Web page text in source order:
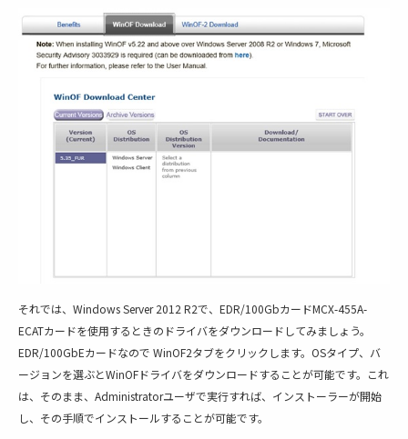
それでは、Windows Server 2012 R2で、EDR/100GbカードMCX-455A-
ECATカードを使用するときのドライバをダウンロードしてみましょう。
EDR/100GbEカードなので WinOF2タブをクリックします。OSタイプ、バ
ージョンを選ぶとWinOFドライバをダウンロードすることが可能です。これ
は、そのまま、Administratorユーザで実行すれば、インストーラーが開始
し、その手順でインストールすることが可能です。